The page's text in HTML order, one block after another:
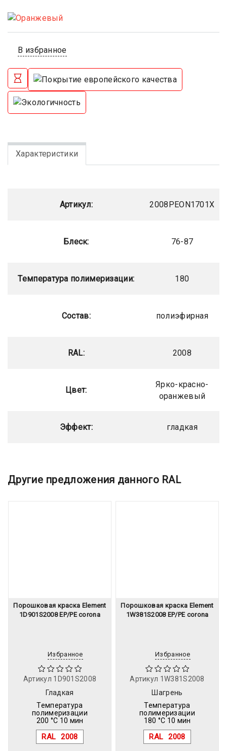
В избранное
Характеристики
Артикул: 2008PEON1701X
Блеск: 76-87
Температура полимеризации: 180
Состав: полиэфирная
RAL: 2008
Цвет:
Ярко-красно-
оранжевый
Эффект: гладкая
Другие предложения данного RAL
Порошковая краска Element
1D901S2008 EP/PE corona
Избранное
Артикул 1D901S2008
Гладкая
Температура
полимеризации
200 °C 10 мин
RAL 2008
Порошковая краска Element
1W381S2008 EP/PE corona
Избранное
Артикул 1W381S2008
Шагрень
Температура
полимеризации
180 °C 10 мин
RAL 2008